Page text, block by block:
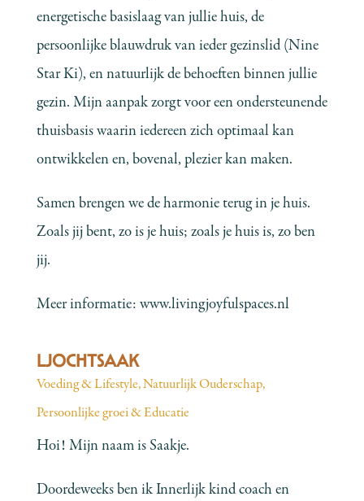
energetische basislaag van jullie huis, de
persoonlijke blauwdruk van ieder gezinslid (Nine
Star Ki), en natuurlijk de behoeften binnen jullie
gezin. Mijn aanpak zorgt voor een ondersteunende
thuisbasis waarin iedereen zich optimaal kan
ontwikkelen en, bovenal, plezier kan maken.
Samen brengen we de harmonie terug in je huis.
Zoals jij bent, zo is je huis; zoals je huis is, zo ben
jij.
Meer informatie:www.livingjoyfulspaces.nl
LJOCHTSAAK
Voeding & Lifestyle,Natuurlijk Ouderschap,
Persoonlijke groei & Educatie
Hoi! Mijn naam is Saakje.
Doordeweeks ben ik Innerlijk kind coach en